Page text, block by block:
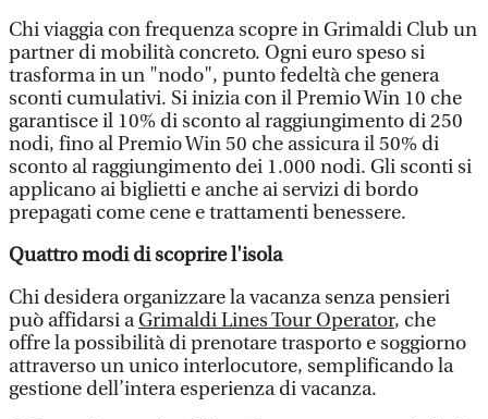
Chi viaggia con frequenza scopre in Grimaldi Club un
partner di mobilità concreto. Ogni euro speso si
trasforma in un "nodo", punto fedeltà che genera
sconti cumulativi. Si inizia con il Premio Win 10 che
garantisce il 10% di sconto al raggiungimento di 250
nodi, fino al Premio Win 50 che assicura il 50% di
sconto al raggiungimento dei 1.000 nodi. Gli sconti si
applicano ai biglietti e anche ai servizi di bordo
prepagati come cene e trattamenti benessere.
Quattro modi di scoprire l'isola
Chi desidera organizzare la vacanza senza pensieri
può affidarsi aGrimaldi Lines Tour Operator, che
offre la possibilità di prenotare trasporto e soggiorno
attraverso un unico interlocutore, semplificando la
gestione dell’intera esperienza di vacanza.